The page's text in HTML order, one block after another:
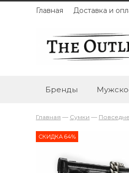
Главная Доставка и
Бренды
Главная — Сумки —
СКИДКА 64%